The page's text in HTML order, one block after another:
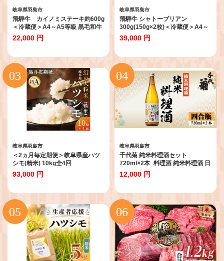
岐阜県羽島市
飛騨牛 カイノミステーキ約600g
＜冷蔵便＞A4～A5等級 黒毛和牛
厳選希少部位【1531162】
22,000 円
岐阜県羽島市
飛騨牛 シャトーブリアン
300g(150g×2枚)＜冷蔵便＞A4～
A5 黒毛和牛 ステーキ ヒレ
【1518208】
39,000 円
岐阜県羽島市
＜2ヵ月毎定期便＞岐阜県産ハツ
シモ(精米) 10kg全4回
【4076396】
93,000 円
岐阜県羽島市
千代菊 純米料理酒セット
720ml×2本_料理酒 純米料理酒 日
本酒 千代菊 料理用 酒 和食 煮物
下味 旨味 アミノ酸 美味しい 送料
12,000 円